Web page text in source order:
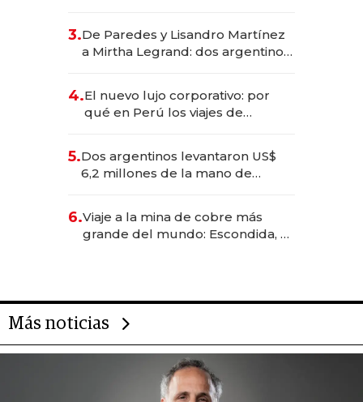
las marcas "fast premium"
3.De Paredes y Lisandro Martínez
a Mirtha Legrand: dos argentinos
4.El nuevo lujo corporativo: por
qué en Perú los viajes de
para convertirse en experiencias
transformadoras
5.Dos argentinos levantaron US$
6,2 millones de la mano de
6.Viaje a la mina de cobre más
grande del mundo: Escondida, el
Más noticias